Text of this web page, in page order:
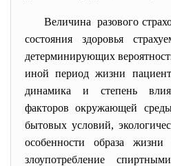
Величина разового
состояния здоровья
детерминирующих
иной период жизни
динамика и степень
факторов окружающей
бытовых условий,
особенности образа жизни
злоупотребление